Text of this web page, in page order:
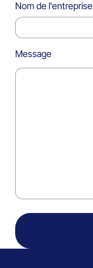
Nom de l'entreprise
Message